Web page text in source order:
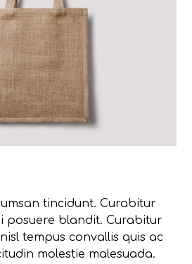
tincidunt. Curabitur
posuere blandit. Curabitur
tempus convallis quis ac
molestie malesuada.